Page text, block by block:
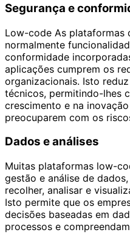
Segurança e
Low-code As plataformas
normalmente
conformidade
aplicações cumprem os
organizacionais. Isto
técnicos, permitindo-lhes
crescimento e na
preocuparem com os
Dados e análises
Muitas plataformas low-
gestão e análise de
recolher, analisar e
Isto permite que os
decisões baseadas em
processos e